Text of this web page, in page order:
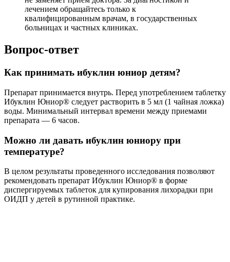
лечением обращайтесь только к
квалифицированным врачам, в государственных
больницах и частных клиниках.
Вопрос-ответ
Как принимать ибуклин юниор детям?
Препарат принимается внутрь. Перед употреблением таблетку
Ибуклин Юниор® следует растворить в 5 мл (1 чайная ложка)
воды. Минимальный интервал времени между приемами
препарата — 6 часов.
Можно ли давать ибуклин юниору при
температуре?
В целом результаты проведенного исследования позволяют
рекомендовать препарат Ибуклин Юниор® в форме
диспергируемых таблеток для купирования лихорадки при
ОИДП у детей в рутинной практике.